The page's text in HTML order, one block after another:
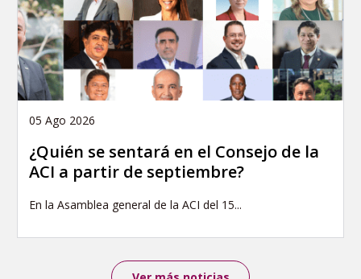
05 Ago 2026
¿Quién se sentará en el Consejo de la
ACI a partir de septiembre?
En la Asamblea general de la ACI del 15...